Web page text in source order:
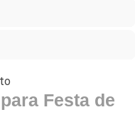
Festa de